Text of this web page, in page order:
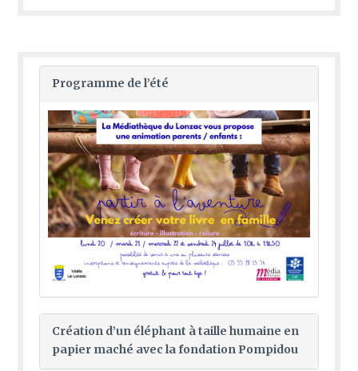
Programme de l’été
Création d’un éléphant à taille humaine en
papier maché avec la fondation Pompidou